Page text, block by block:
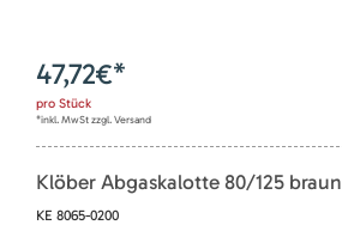
47,72€*
pro Stück
*inkl. MwSt zzgl. Versand
Klöber Abgaskalotte 80/125 braun
KE 8065-0200